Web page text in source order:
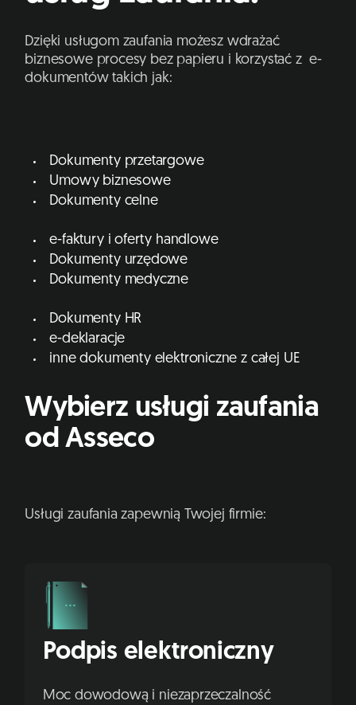
Dzięki usługom zaufania możesz wdrażać
biznesowe procesy bez papieru i korzystać z e-
dokumentów takich jak:
Dokumenty przetargowe
Umowy biznesowe
Dokumenty celne
e-faktury i oferty handlowe
Dokumenty urzędowe
Dokumenty medyczne
Dokumenty HR
e-deklaracje
inne dokumenty elektroniczne z całej UE
Wybierz usługi zaufania
od Asseco
Usługi zaufania zapewnią Twojej firmie:
Podpis elektroniczny
Moc dowodową i niezaprzeczalność